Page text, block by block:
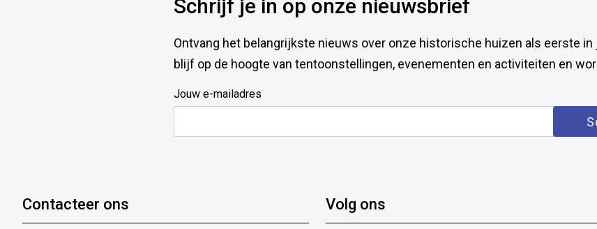
Schrijf je in op onze nieuwsbrief
Ontvang het belangrijkste nieuws over onze historische huizen als eerste in
blijf op de hoogte van tentoonstellingen, evenementen en activiteiten en
Jouw e-mailadres
Contacteer ons Volg ons